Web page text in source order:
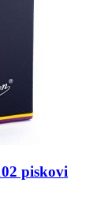
piskovi